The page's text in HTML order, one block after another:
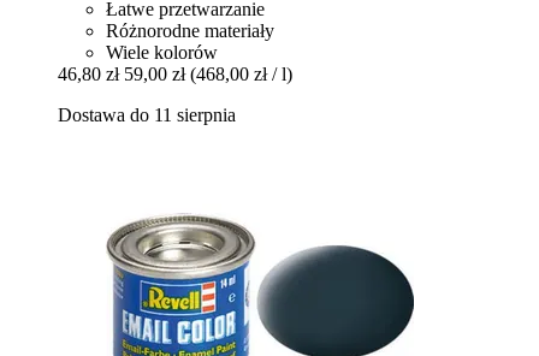
Łatwe przetwarzanie
Różnorodne materiały
Wiele kolorów
46,80 zł 59,00 zł (468,00 zł / l)
Dostawa do 11 sierpnia